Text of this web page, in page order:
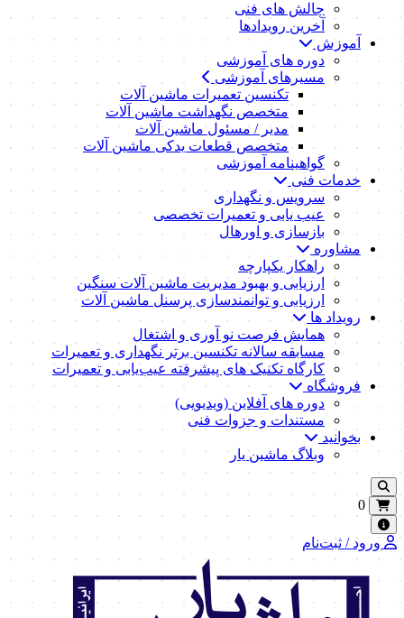
چالش های فنی
آخرین رویدادها
آموزش
دوره های آموزشی
مسیرهای آموزشی
تکنسین تعمیرات ماشین آلات
متخصص نگهداشت ماشین آلات
مدیر / مسئول ماشین آلات
متخصص قطعات یدکی ماشین آلات
گواهینامه آموزشی
خدمات فنی
سرویس و نگهداری
عیب یابی و تعمیرات تخصصی
بازسازی و اورهال
مشاوره
راهکار یکپارچه
ارزیابی و بهبود مدیریت ماشین آلات سنگین
ارزیابی و توانمندسازی پرسنل ماشین آلات
رویداد ها
همایش فرصت نو آوری و اشتغال
مسابقه سالانه تکنسین برتر نگهداری و تعمیرات
کارگاه تکنیک‌ های پیشرفته عیب‌یابی و تعمیرات
فروشگاه
دوره های آفلاین (ویدیویی)
مستندات و جزوات فنی
بخوانید
وبلاگ ماشین یار
0
ورود / ثبت‌نام